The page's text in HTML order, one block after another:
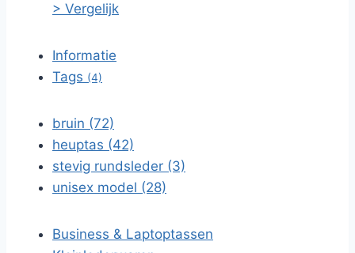
> Vergelijk
Informatie
Tags (4)
bruin (72)
heuptas (42)
stevig rundsleder (3)
unisex model (28)
Business & Laptoptassen